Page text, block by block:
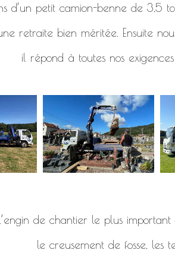
d’un petit camion-benne de 3,5
retraite bien méritée. Ensuite
il répond à toutes nos
de chantier le plus important
le creusement de fosse, les